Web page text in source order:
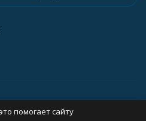
помогает сайту